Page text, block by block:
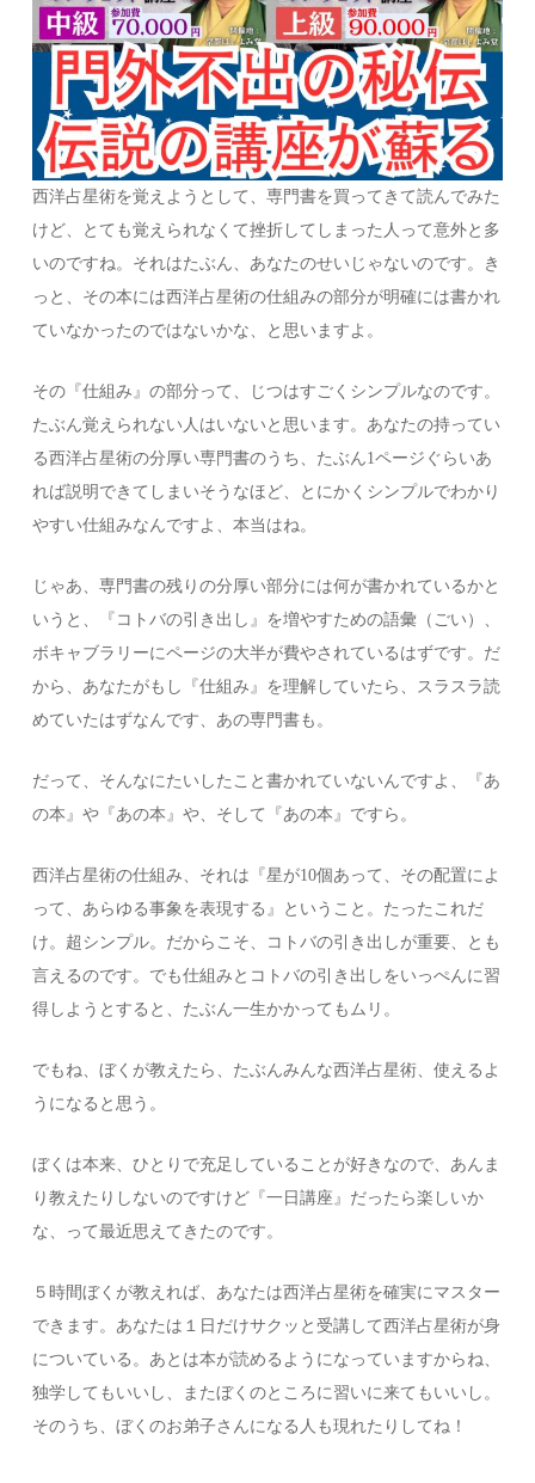
西洋占星術を覚えようとして、専門書を買ってきて読んでみた
けど、とても覚えられなくて挫折してしまった人って意外と多
いのですね。それはたぶん、あなたのせいじゃないのです。き
っと、その本には西洋占星術の仕組みの部分が明確には書かれ
ていなかったのではないかな、と思いますよ。
その『仕組み』の部分って、じつはすごくシンプルなのです。
たぶん覚えられない人はいないと思います。あなたの持ってい
る西洋占星術の分厚い専門書のうち、たぶん1ページぐらいあ
れば説明できてしまいそうなほど、とにかくシンプルでわかり
やすい仕組みなんですよ、本当はね。
じゃあ、専門書の残りの分厚い部分には何が書かれているかと
いうと、『コトバの引き出し』を増やすための語彙（ごい）、
ボキャブラリーにページの大半が費やされているはずです。だ
から、あなたがもし『仕組み』を理解していたら、スラスラ読
めていたはずなんです、あの専門書も。
だって、そんなにたいしたこと書かれていないんですよ、『あ
の本』や『あの本』や、そして『あの本』ですら。
西洋占星術の仕組み、それは『星が10個あって、その配置によ
って、あらゆる事象を表現する』ということ。たったこれだ
け。超シンプル。だからこそ、コトバの引き出しが重要、とも
言えるのです。でも仕組みとコトバの引き出しをいっぺんに習
得しようとすると、たぶん一生かかってもムリ。
でもね、ぼくが教えたら、たぶんみんな西洋占星術、使えるよ
うになると思う。
ぼくは本来、ひとりで充足していることが好きなので、あんま
り教えたりしないのですけど『一日講座』だったら楽しいか
な、って最近思えてきたのです。
５時間ぼくが教えれば、あなたは西洋占星術を確実にマスター
できます。あなたは１日だけサクッと受講して西洋占星術が身
についている。あとは本が読めるようになっていますからね、
独学してもいいし、またぼくのところに習いに来てもいいし。
そのうち、ぼくのお弟子さんになる人も現れたりしてね！